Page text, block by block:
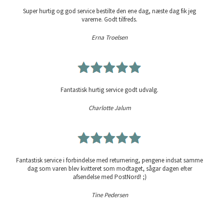
Super hurtig og god service bestilte den ene dag, næste dag fik jeg
varerne. Godt tilfreds.
Erna Troelsen
Fantastisk hurtig service godt udvalg.
Charlotte Jalum
Fantastisk service i forbindelse med returnering, pengene indsat samme
dag som varen blev kvitteret som modtaget, sågar dagen efter
afsendelse med PostNord! ;)
Tine Pedersen